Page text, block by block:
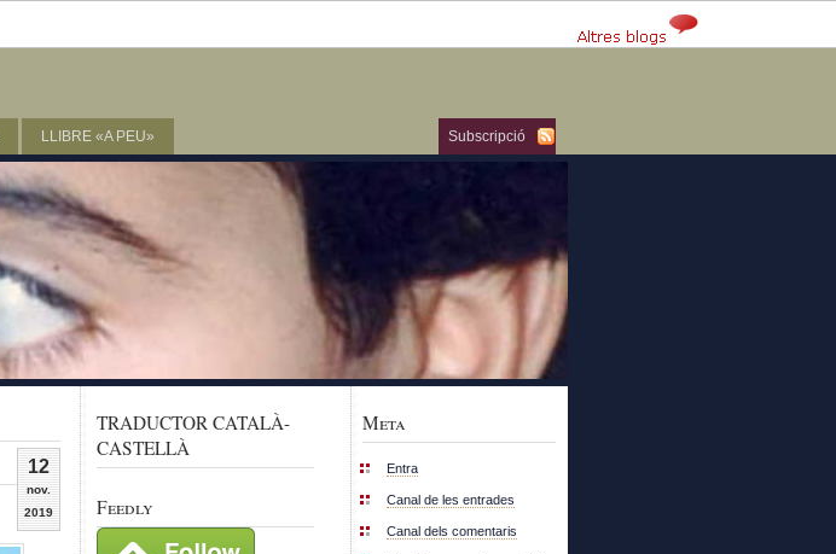
Subscripció
LLIBRE «A PEU»
12
nov.
2019
TRADUCTOR CATALÀ-
CASTELLÀ
Feedly
Meta
Entra
Canal de les entrades
Canal dels comentaris